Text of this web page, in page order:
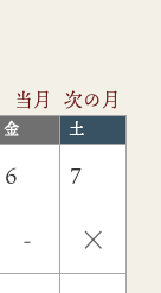
当月 次の月
金 土
6
-
7
×